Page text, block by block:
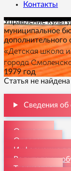
Контакты
Управление
муниципальное
дополнительного
«Детская школа
города
1979 год
Статья не найдена
Сведения об
О школе
Отделения
Информация
Родителям и
Творчество